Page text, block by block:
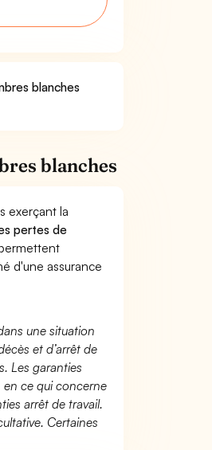
blanches
blanches
exerçant la
pertes de
d'une assurance
une situation
et d’arrêt de
Les garanties
en ce qui concerne
arrêt de travail.
Certaines